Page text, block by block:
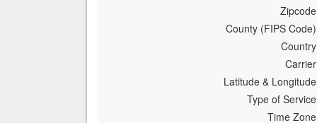
County (FIPS
Latitude &
Type of
Time